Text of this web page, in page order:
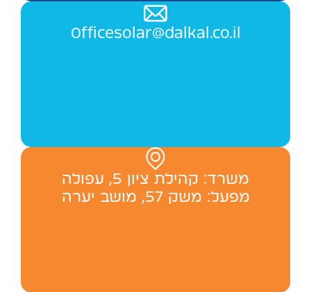
Officesolar@dalkal.co.il
משרד: ‬קהילת ציון 5, עפולה
מפעל: משק 57, מושב יערה